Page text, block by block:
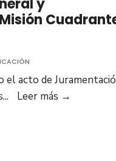
y
el acto de
... Leer más →